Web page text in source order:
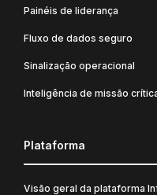
Painéis de liderança
Fluxo de dados seguro
Sinalização operacional
Inteligência de missão
Plataforma
Visão geral da plataforma